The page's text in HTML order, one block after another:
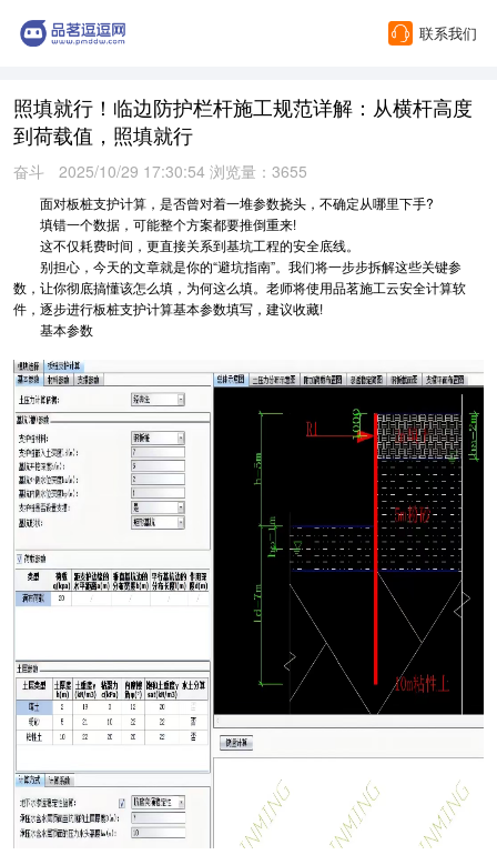
联系我们
照填就行！临边防护栏杆施工规范详解：从横杆高度
到荷载值，照填就行
奋斗 2025/10/29 17:30:54 浏览量：3655
面对板桩支护计算，是否曾对着一堆参数挠头，不确定从哪里下手?
填错一个数据，可能整个方案都要推倒重来!
这不仅耗费时间，更直接关系到基坑工程的安全底线。
别担心，今天的文章就是你的“避坑指南”。我们将一步步拆解这些关键参
数，让你彻底搞懂该怎么填，为何这么填。老师将使用品茗施工云安全计算软
件，逐步进行板桩支护计算基本参数填写，建议收藏!
基本参数